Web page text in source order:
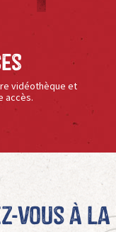
vidéothèque et
accès.
vous à